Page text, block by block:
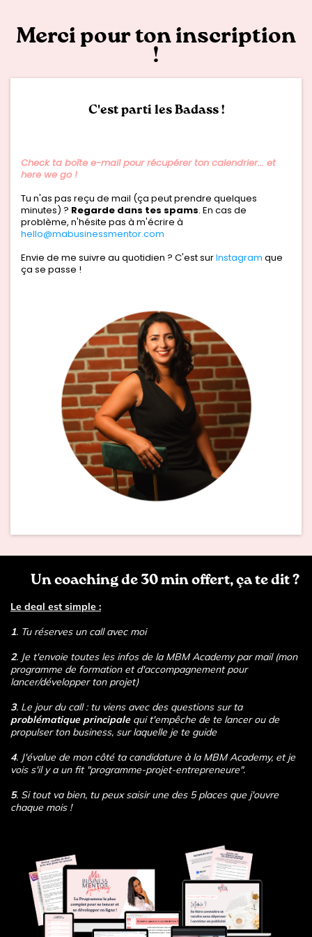
Merci pour ton inscription
!
C'est parti les Badass !
Check ta boîte e-mail pour récupérer ton calendrier... et
here we go !
Tu n'as pas reçu de mail (ça peut prendre quelques
minutes) ? Regarde dans tes spams. En cas de
problème, n'hésite pas à m'écrire à
hello@mabusinessmentor.com
Envie de me suivre au quotidien ? C'est surInstagram que
ça se passe !
Un coaching de 30 min offert, ça te dit ?
Le deal est simple :
1. Tu réserves un call avec moi
2. Je t'envoie toutes les infos de la MBM Academy par mail (mon
programme de formation et d'accompagnement pour
lancer/développer ton projet)
3. Le jour du call : tu viens avec des questions sur ta
problématique principale qui t'empêche de te lancer ou de
propulser ton business, sur laquelle je te guide
4. J'évalue de mon côté ta candidature à la MBM Academy, et je
vois s'il y a un fit "programme-projet-entrepreneure".
5. Si tout va bien, tu peux saisir une des 5 places que j'ouvre
chaque mois !